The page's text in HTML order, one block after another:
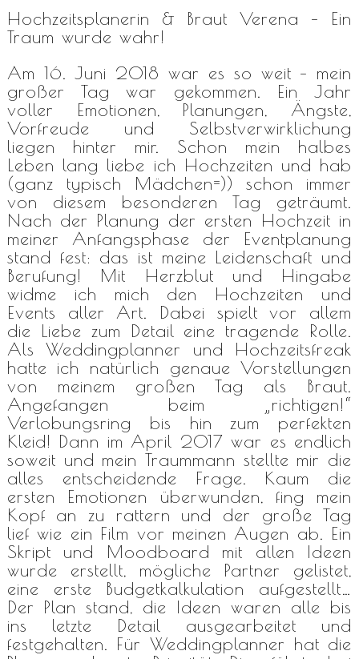
Hochzeitsplanerin & Braut Verena – Ein
Traum wurde wahr!
Am 16. Juni 2018 war es so weit – mein
großer Tag war gekommen. Ein Jahr
voller Emotionen, Planungen, Ängste,
Vorfreude und Selbstverwirklichung
liegen hinter mir. Schon mein halbes
Leben lang liebe ich Hochzeiten und hab
(ganz typisch Mädchen=)) schon immer
von diesem besonderen Tag geträumt.
Nach der Planung der ersten Hochzeit in
meiner Anfangsphase der Eventplanung
stand fest: das ist meine Leidenschaft und
Berufung! Mit Herzblut und Hingabe
widme ich mich den Hochzeiten und
Events aller Art. Dabei spielt vor allem
die Liebe zum Detail eine tragende Rolle.
Als Weddingplanner und Hochzeitsfreak
hatte ich natürlich genaue Vorstellungen
von meinem großen Tag als Braut.
Angefangen beim „richtigen!“
Verlobungsring bis hin zum perfekten
Kleid! Dann im April 2017 war es endlich
soweit und mein Traummann stellte mir die
alles entscheidende Frage. Kaum die
ersten Emotionen überwunden, fing mein
Kopf an zu rattern und der große Tag
lief wie ein Film vor meinen Augen ab. Ein
Skript und Moodboard mit allen Ideen
wurde erstellt, mögliche Partner gelistet,
eine erste Budgetkalkulation aufgestellt…
Der Plan stand, die Ideen waren alle bis
ins letzte Detail ausgearbeitet und
festgehalten. Für Weddingplanner hat die